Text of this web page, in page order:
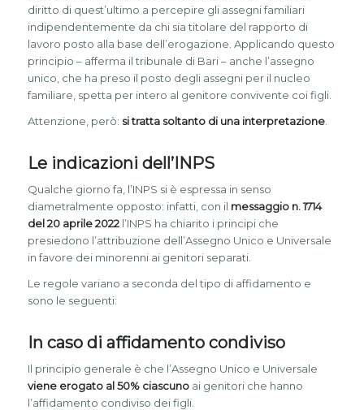
diritto di quest’ultimo a percepire gli assegni familiari
indipendentemente da chi sia titolare del rapporto di
lavoro posto alla base dell’erogazione. Applicando questo
principio – afferma il tribunale di Bari – anche l’assegno
unico, che ha preso il posto degli assegni per il nucleo
familiare, spetta per intero al genitore convivente coi figli.
Attenzione, però: si tratta soltanto di una interpretazione.
Le indicazioni dell’INPS
Qualche giorno fa, l’INPS si è espressa in senso
diametralmente opposto: infatti, con il messaggio n. 1714
del 20 aprile 2022l’INPS ha chiarito i principi che
presiedono l’attribuzione dell’Assegno Unico e Universale
in favore dei minorenni ai genitori separati.
Le regole variano a seconda del tipo di affidamento e
sono le seguenti:
In caso di affidamento condiviso
Il principio generale è che l’Assegno Unico e Universale
viene erogato al 50% ciascunoai genitori che hanno
l’affidamento condiviso dei figli.